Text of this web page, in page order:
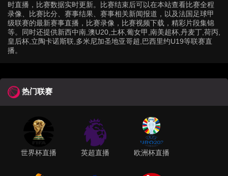
时直播，比赛数据实时更新。比赛结束后可以在本站查看比赛全程
录像、比赛比分、赛事结果、赛事相关新闻报道，以及法国足球甲
级联赛的最新赛事直播，比赛录像，比赛视频下载，精彩片段集锦
等。同时还提供新西中南,澳U20,土杯,葡女甲,南美超杯,丹麦丁,荷丙,
皇后杯,立陶卡诺斯联,多米尼加圣地亚哥超,巴西里约U19等联赛直
播。
热门联赛
世界杯直播 英超直播 欧洲杯直播